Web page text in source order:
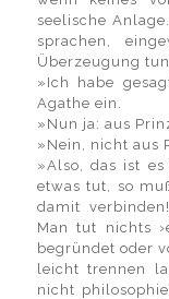
seelische
sprachen,
Überzeugung
»Ich habe
Agathe ein.
»Nun ja: aus
»Nein, nicht aus
»Also, das ist
etwas tut, so
damit
Man tut nichts
begründet oder
leicht trennen
nicht